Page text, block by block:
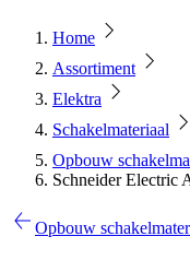
Home
Assortiment
Elektra
Schakelmateriaal
Opbouw
Schneider Electric
Opbouw